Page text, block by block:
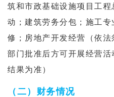
筑和市政基础设施项目工
动；建筑劳务分包；施工
修；房地产开发经营（依
部门批准后方可开展经营
结果为准）
（二）财务情况